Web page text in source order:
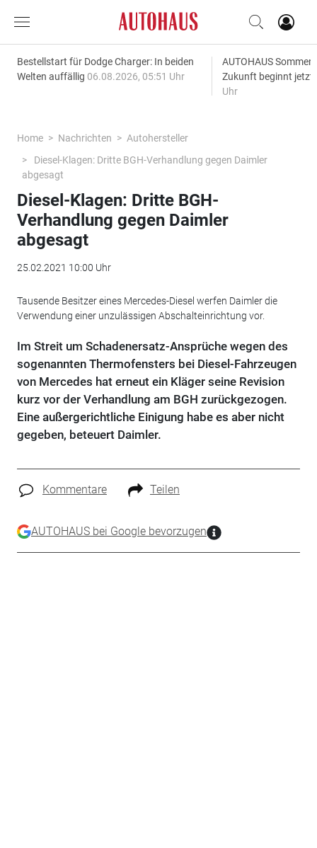
Bestellstart für Dodge Charger: In beiden
Welten auffällig 06.08.2026, 05:51 Uhr
AUTOHAUS
Zukunft beginnt jetzt
Uhr
Home Nachrichten
Autohersteller
Diesel-Klagen: Dritte BGH-Verhandlung gegen Daimler
abgesagt
Diesel-Klagen: Dritte BGH-
Verhandlung gegen Daimler
abgesagt
25.02.2021 10:00 Uhr
Tausende Besitzer eines Mercedes-Diesel werfen Daimler die
Verwendung einer unzulässigen Abschalteinrichtung vor.
Im Streit um Schadenersatz-Ansprüche wegen des
sogenannten Thermofensters bei Diesel-Fahrzeugen
von Mercedes hat erneut ein Kläger seine Revision
kurz vor der Verhandlung am BGH zurückgezogen.
Eine außergerichtliche Einigung habe es aber nicht
gegeben, beteuert Daimler.
Kommentare Teilen
AUTOHAUS bei Google bevorzugen